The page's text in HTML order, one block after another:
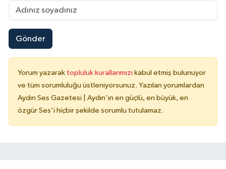
Gönder
Yorum yazarak topluluk kurallarımızı kabul etmiş bulunuyor
ve tüm sorumluluğu üstleniyorsunuz. Yazılan yorumlardan
Aydın Ses Gazetesi | Aydın'ın en güçlü, en büyük, en
özgür Ses'i hiçbir şekilde sorumlu tutulamaz.